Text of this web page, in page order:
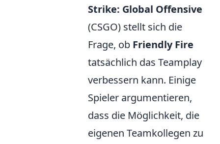
Strike: Global Offensive
(CSGO) stellt sich die
Frage, ob Friendly Fire
tatsächlich das Teamplay
verbessern kann. Einige
Spieler argumentieren,
dass die Möglichkeit, die
eigenen Teamkollegen zu